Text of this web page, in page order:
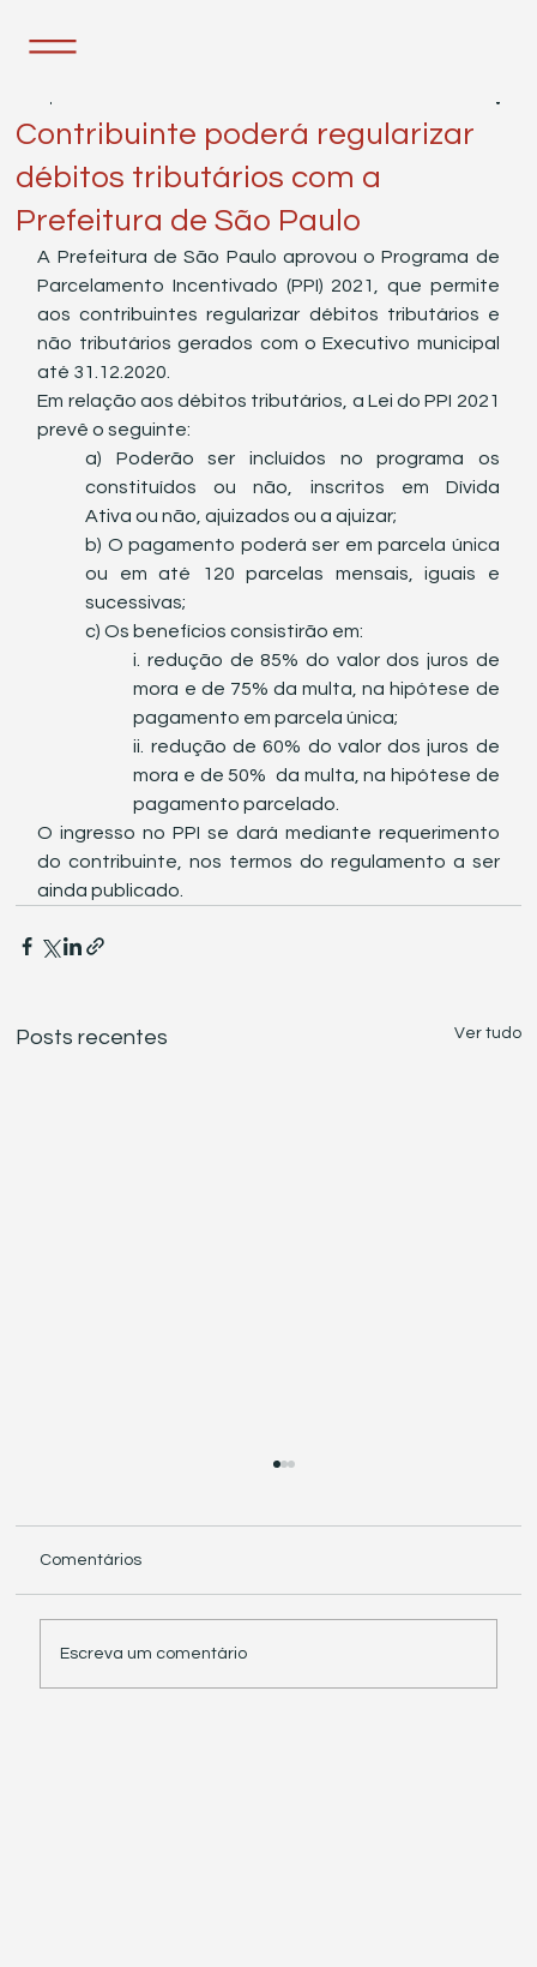
Contribuinte poderá regularizar
débitos tributários com a
Prefeitura de São Paulo
A Prefeitura de São Paulo aprovou o Programa de
Parcelamento Incentivado (PPI) 2021, que permite
aos contribuintes regularizar débitos tributários e
não tributários gerados com o Executivo municipal
até 31.12.2020.
Em relação aos débitos tributários, a Lei do PPI 2021
prevê o seguinte:
a) Poderão ser incluídos no programa os
constituídos ou não, inscritos em Dívida
Ativa ou não, ajuizados ou a ajuizar;
b) O pagamento poderá ser em parcela única
ou em até 120 parcelas mensais, iguais e
sucessivas;
c) Os benefícios consistirão em:
i. redução de 85% do valor dos juros de
mora e de 75% da multa, na hipótese de
pagamento em parcela única;
ii. redução de 60% do valor dos juros de
mora e de 50%  da multa, na hipótese de
pagamento parcelado.
O ingresso no PPI se dará mediante requerimento
do contribuinte, nos termos do regulamento a ser
ainda publicado.
Posts recentes Ver tudo
Comentários
Escreva um comentário